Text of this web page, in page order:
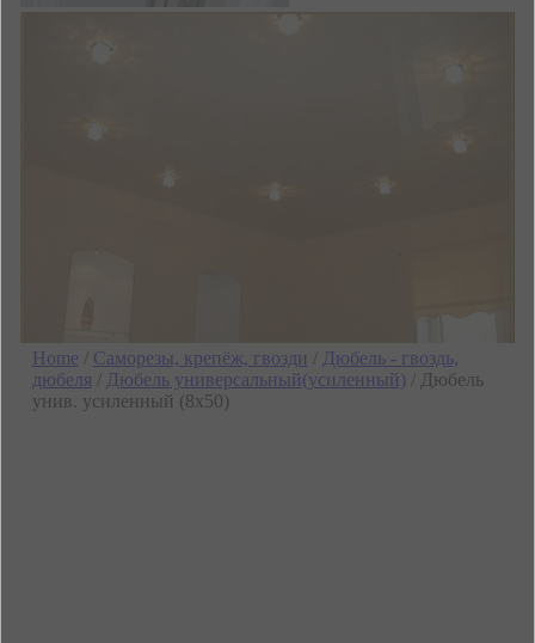
Home / Саморезы, крепёж, гвозди / Дюбель - гвоздь,
дюбеля / Дюбель универсальный(усиленный) / Дюбель
унив. усиленный (8х50)